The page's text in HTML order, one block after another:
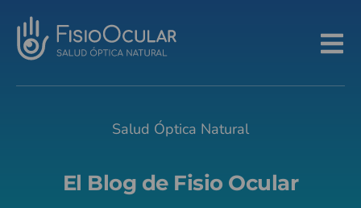
Salud Óptica Natural
El Blog de Fisio Ocular